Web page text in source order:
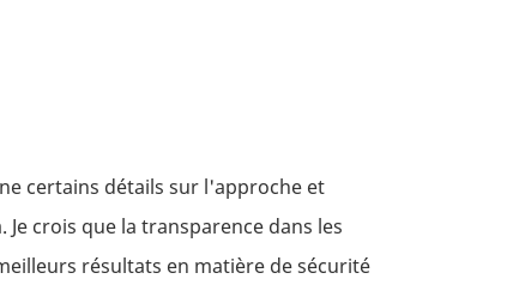
certains détails sur l'approche et
crois que la transparence dans les
résultats en matière de sécurité